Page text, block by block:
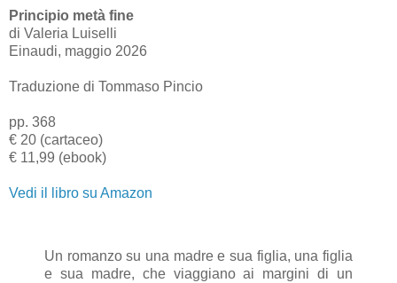
Principio metà fine
di Valeria Luiselli
Einaudi, maggio 2026
Traduzione di Tommaso Pincio
pp. 368
€ 20 (cartaceo)
€ 11,99 (ebook)
Vedi il libro su Amazon
Un romanzo su una madre e sua figlia, una figlia
e sua madre, che viaggiano ai margini di un